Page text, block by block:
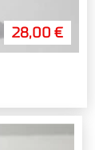
28,00 €